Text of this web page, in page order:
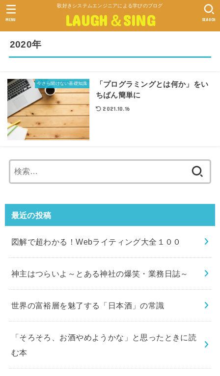
歌好きシステムエンジニアによる学びのブログ
LAUGH＆SING SEARCH
MENU
2020年
今さら聞けない基礎知識
「プログラミングとは何か」をい
ちばん簡単に
2021.10.16
索:
最近の投稿
図解で超わかる！Webライティング大全１００
神主はつらいよ～とある神社の爆笑・業務日誌～
世界の富裕層を魅了する「日本酒」の常識
「そろそろ、お酒やめようかな」と思ったときに読
む本